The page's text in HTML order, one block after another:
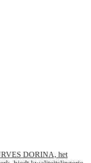
DORINA, het